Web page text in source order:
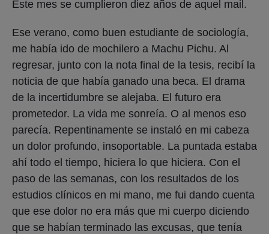
Este mes se cumplieron diez años de aquel mail.
Ese verano, como buen estudiante de sociología,
me había ido de mochilero a Machu Pichu. Al
regresar, junto con la nota final de la tesis, recibí la
noticia de que había ganado una beca. El drama
de la incertidumbre se alejaba. El futuro era
prometedor. La vida me sonreía. O al menos eso
parecía. Repentinamente se instaló en mi cabeza
un dolor profundo, insoportable. La puntada estaba
ahí todo el tiempo, hiciera lo que hiciera. Con el
paso de las semanas, con los resultados de los
estudios clínicos en mi mano, me fui dando cuenta
que ese dolor no era más que mi cuerpo diciendo
que se habían terminado las excusas, que tenía